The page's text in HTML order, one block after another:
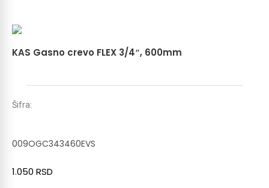
KAS Gasno crevo FLEX 3/4″, 600mm
Šifra:
009OGC343460EVS
1.050 RSD